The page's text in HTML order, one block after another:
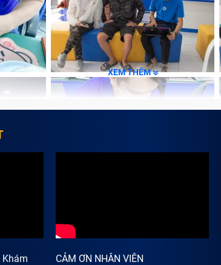
XEM THÊM
Khám
CẢM ƠN NHÂN VIÊN